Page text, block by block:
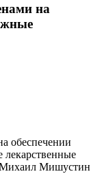
на
обеспечении
лекарственные
Михаил Мишустин